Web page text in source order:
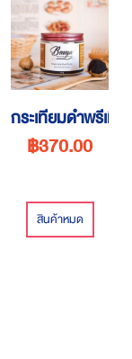
ย็น
กระเทียมดำพรีเมี
฿370.00
สินค้าหมด